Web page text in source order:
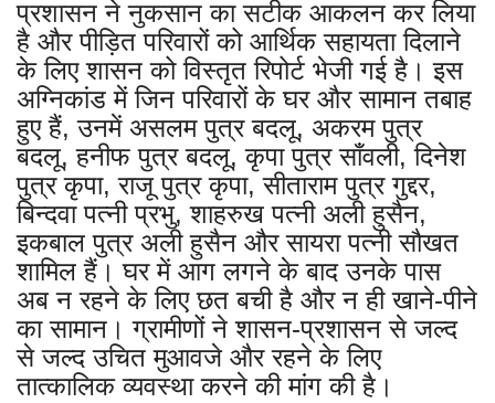
प्रशासन ने नुकसान का सटीक आकलन कर लिया
है और पीड़ित परिवारों को आर्थिक सहायता दिलाने
के लिए शासन को विस्तृत रिपोर्ट भेजी गई है। इस
अग्निकांड में जिन परिवारों के घर और सामान तबाह
हुए हैं, उनमें असलम पुत्र बदलू, अकरम पुत्र
बदलू, हनीफ पुत्र बदलू, कृपा पुत्र साँवली, दिनेश
पुत्र कृपा, राजू पुत्र कृपा, सीताराम पुत्र गुद्दर,
बिन्दवा पत्नी प्रभु, शाहरुख पत्नी अली हुसैन,
इकबाल पुत्र अली हुसैन और सायरा पत्नी सौखत
शामिल हैं। घर में आग लगने के बाद उनके पास
अब न रहने के लिए छत बची है और न ही खाने-पीने
का सामान। ग्रामीणों ने शासन-प्रशासन से जल्द
से जल्द उचित मुआवजे और रहने के लिए
तात्कालिक व्यवस्था करने की मांग की है।